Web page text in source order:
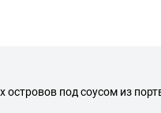
под соусом из